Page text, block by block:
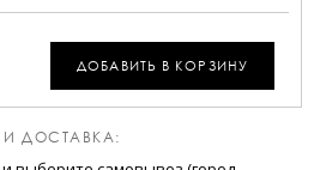
ДОБАВИТЬ В КОРЗИНУ
И ДОСТАВКА: